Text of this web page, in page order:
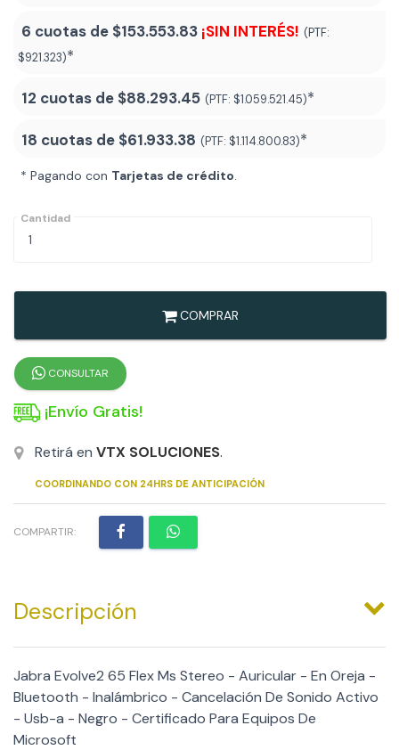
6 cuotas de $153.553.83 ¡SIN INTERÉS! (PTF:
$921.323)*
12 cuotas de $88.293.45 (PTF: $1.059.521.45)*
18 cuotas de $61.933.38 (PTF: $1.114.800.83)*
* Pagando con Tarjetas de crédito.
Cantidad
COMPRAR
CONSULTAR
¡Envío Gratis!
Retirá en VTX SOLUCIONES.
COORDINANDO CON 24HRS DE ANTICIPACIÓN
COMPARTIR:
Descripción
Jabra Evolve2 65 Flex Ms Stereo - Auricular - En Oreja -
Bluetooth - Inalámbrico - Cancelación De Sonido Activo
- Usb-a - Negro - Certificado Para Equipos De
Microsoft